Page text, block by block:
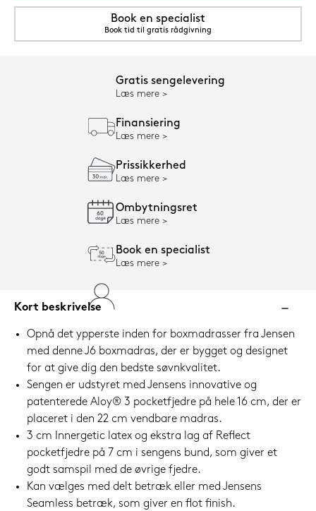
Book en specialist
Book tid til gratis rådgivning
Gratis sengelevering
Læs mere
Finansiering
Læs mere
Prissikkerhed
Læs mere
Ombytningsret
Læs mere
Book en specialist
Læs mere
Kort beskrivelse
Opnå det ypperste inden for boxmadrasser fra Jensen
med denne J6 boxmadras, der er bygget og designet
for at give dig den bedste søvnkvalitet.
Sengen er udstyret med Jensens innovative og
patenterede Aloy® 3 pocketfjedre på hele 16 cm, der er
placeret i den 22 cm vendbare madras.
3 cm Innergetic latex og ekstra lag af Reflect
pocketfjedre på 7 cm i sengens bund, som giver et
godt samspil med de øvrige fjedre.
Kan vælges med delt betræk eller med Jensens
Seamless betræk, som giver en flot finish.